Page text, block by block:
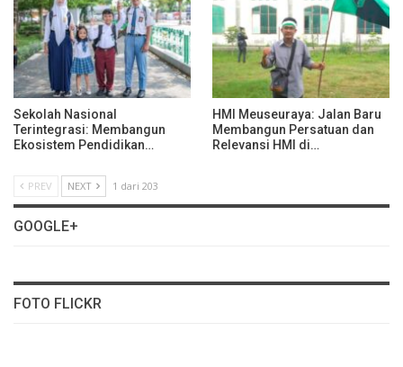
Sekolah Nasional
Terintegrasi: Membangun
Ekosistem Pendidikan…
HMI Meuseuraya: Jalan Baru
Membangun Persatuan dan
Relevansi HMI di…
PREV NEXT 1 dari 203
GOOGLE+
FOTO FLICKR